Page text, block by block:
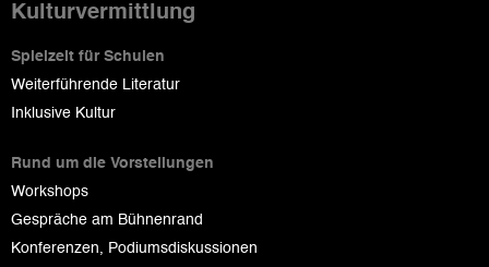
Kulturvermittlung
Spielzeit für Schulen
Weiterführende Literatur
Inklusive Kultur
Rund um die Vorstellungen
Workshops
Gespräche am Bühnenrand
Konferenzen, Podiumsdiskussionen